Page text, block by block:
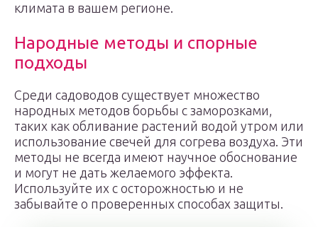
климата в вашем регионе.
Народные методы и спорные
подходы
Среди садоводов существует множество
народных методов борьбы с заморозками,
таких как обливание растений водой утром или
использование свечей для согрева воздуха. Эти
методы не всегда имеют научное обоснование
и могут не дать желаемого эффекта.
Используйте их с осторожностью и не
забывайте о проверенных способах защиты.